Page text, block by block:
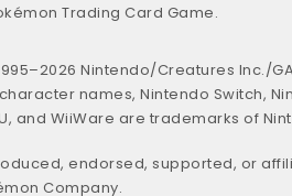
Trading Card Game.
Nintendo/Creatures Inc./
names, Nintendo Switch,
and WiiWare are trademarks of
endorsed, supported, or
Company.